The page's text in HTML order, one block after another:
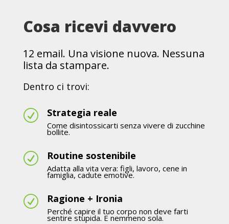
Cosa ricevi davvero
12 email. Una visione nuova. Nessuna
lista da stampare.
Dentro ci trovi:
R Strategia reale
Come disintossicarti senza vivere di zucchine
bollite.
R Routine sostenibile
Adatta alla vita vera: figli, lavoro, cene in
famiglia, cadute emotive.
R Ragione + Ironia
Perché capire il tuo corpo non deve farti
sentire stupida. E nemmeno sola.